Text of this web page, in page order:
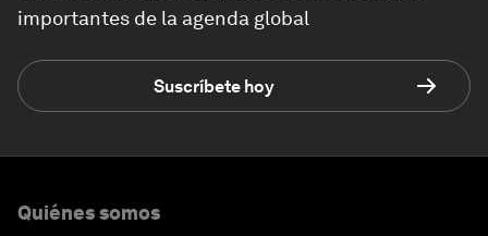
importantes de la agenda global
Suscríbete hoy
Quiénes somos